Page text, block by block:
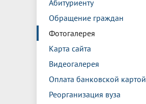
Абитуриенту
Обращение граждан
Фотогалерея
Карта сайта
Видеогалерея
Оплата банковской картой
Реорганизация вуза